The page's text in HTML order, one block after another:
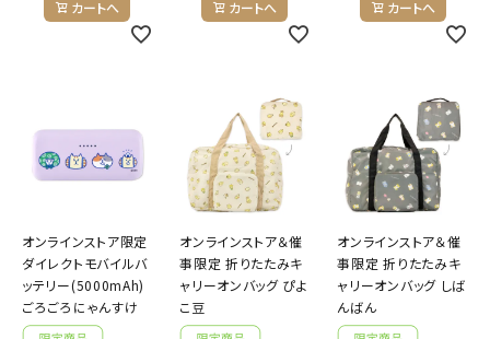
カートへ カートへ カートへ
オンラインストア限定
ダイレクトモバイルバ
ッテリー(5000mAh)
ごろごろにゃんすけ
オンラインストア＆催
事限定 折りたたみキ
ャリーオンバッグ ぴよ
こ豆
オンラインストア＆催
事限定 折りたたみキ
ャリーオンバッグ しば
んばん